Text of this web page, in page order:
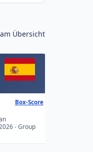
Übersicht
Box-Score
- Group